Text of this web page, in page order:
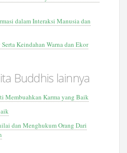
dalam Interaksi Manusia dan
Keindahan Warna dan Ekor
Buddhis lainnya
Membuahkan Karma yang Baik
dan Menghukum Orang Dari